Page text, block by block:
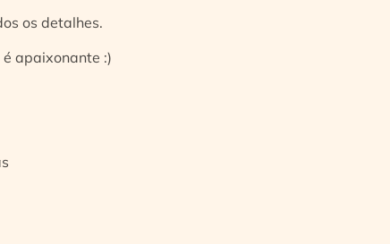
os detalhes.
apaixonante :)